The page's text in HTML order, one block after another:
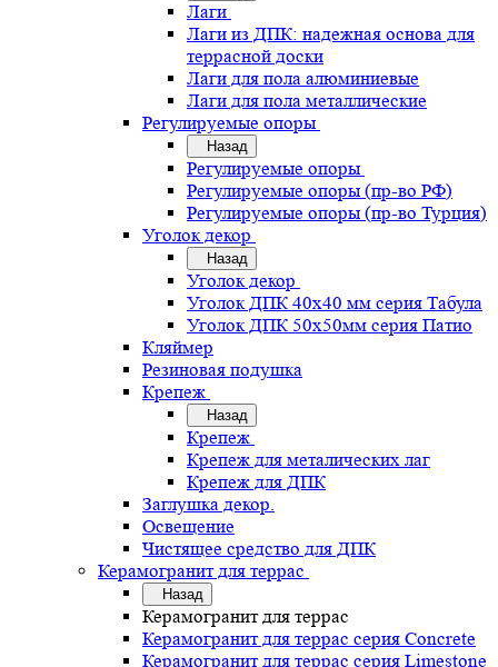
Лаги
Лаги из ДПК: надежная основа для
террасной доски
Лаги для пола алюминиевые
Лаги для пола металлические
Регулируемые опоры
Назад
Регулируемые опоры
Регулируемые опоры (пр-во РФ)
Регулируемые опоры (пр-во Турция)
Уголок декор
Назад
Уголок декор
Уголок ДПК 40х40 мм серия Табула
Уголок ДПК 50х50мм серия Патио
Кляймер
Резиновая подушка
Крепеж
Назад
Крепеж
Крепеж для металических лаг
Крепеж для ДПК
Заглушка декор.
Освещение
Чистящее средство для ДПК
Керамогранит для террас
Назад
Керамогранит для террас
Керамогранит для террас серия Concrete
Керамогранит для террас серия Limestone